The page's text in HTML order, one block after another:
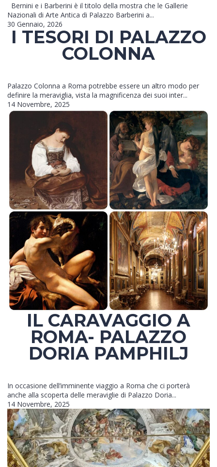
Bernini e i Barberini è il titolo della mostra che le Gallerie
Nazionali di Arte Antica di Palazzo Barberini a...
30 Gennaio, 2026
I TESORI DI PALAZZO
COLONNA
Palazzo Colonna a Roma potrebbe essere un altro modo per
definire la meraviglia, vista la magnificenza dei suoi inter...
14 Novembre, 2025
IL CARAVAGGIO A
ROMA- PALAZZO
DORIA PAMPHILJ
In occasione dell’imminente viaggio a Roma che ci porterà
anche alla scoperta delle meraviglie di Palazzo Doria...
14 Novembre, 2025